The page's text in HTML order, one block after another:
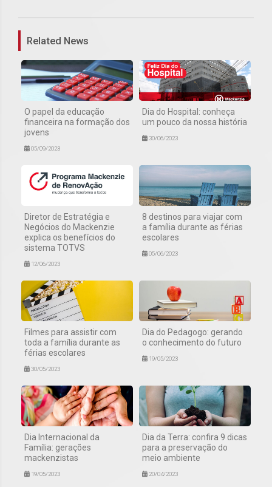
Related News
O papel da educação
financeira na formação dos
jovens
05/09/2023
Dia do Hospital: conheça
um pouco da nossa história
30/06/2023
Diretor de Estratégia e
Negócios do Mackenzie
explica os benefícios do
sistema TOTVS
12/06/2023
8 destinos para viajar com
a família durante as férias
escolares
05/06/2023
Filmes para assistir com
toda a família durante as
férias escolares
30/05/2023
Dia do Pedagogo: gerando
o conhecimento do futuro
19/05/2023
Dia Internacional da
Família: gerações
mackenzistas
19/05/2023
Dia da Terra: confira 9 dicas
para a preservação do
meio ambiente
20/04/2023